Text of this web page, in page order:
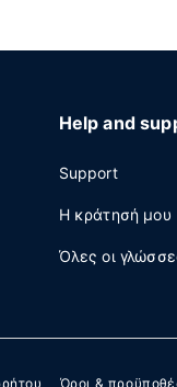
Help and
Support
Η κράτησή μου
Όλες οι
Όροι &